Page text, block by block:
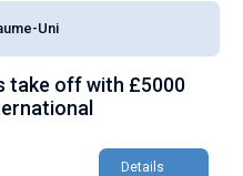
Uni
take off with £5000
Details